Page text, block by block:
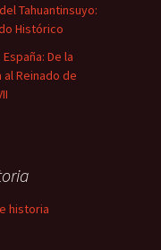
Tahuantinsuyo:
Histórico
De la
Reinado de
historia